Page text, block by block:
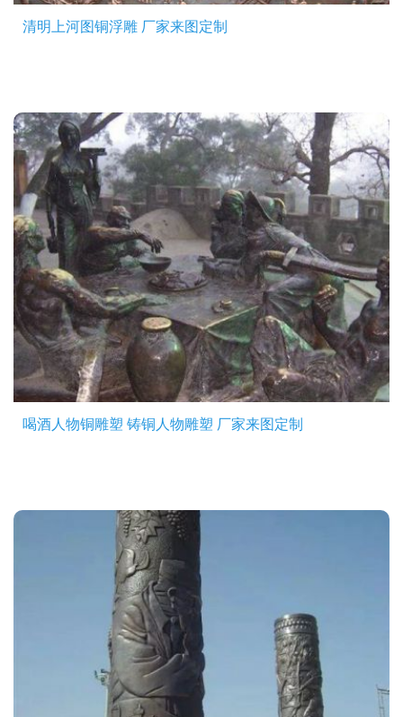
清明上河图铜浮雕 厂家来图定制
喝酒人物铜雕塑 铸铜人物雕塑 厂家来图定制